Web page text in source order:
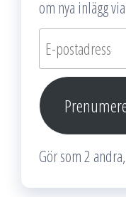
om nya inlägg
E-
postadress
Gör som 2